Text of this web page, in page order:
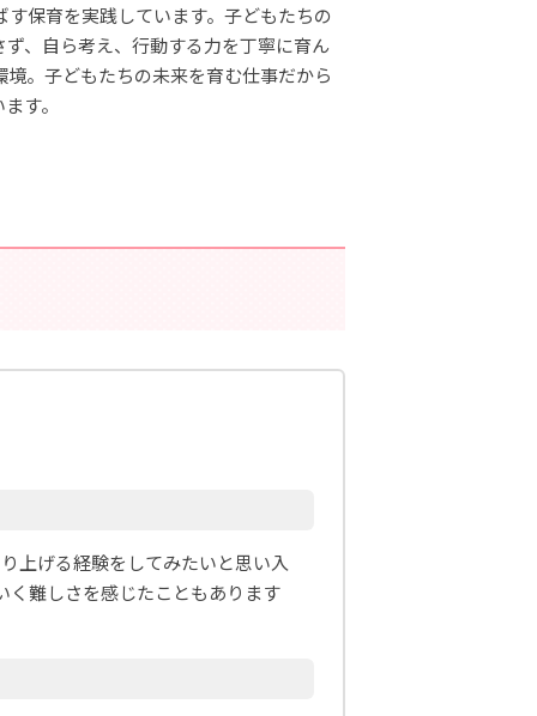
保育を実践しています。子どもたちの
、自ら考え、行動する力を丁寧に育ん
。子どもたちの未来を育む仕事だから
す。
上げる経験をしてみたいと思い入
く難しさを感じたこともあります